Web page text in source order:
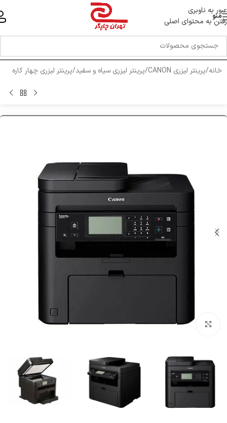
عبور به ناوبری
رفتن به محتوای اصلی
منو
خانه/پرینتر لیزری CANON /پرینتر لیزری سیاه و سفید/پرینتر لیزری چهار کاره
بزرگنمایی تصویر